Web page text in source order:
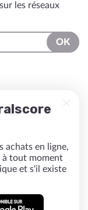
les réseaux
OK
achats en ligne,
à tout moment
et s'il existe